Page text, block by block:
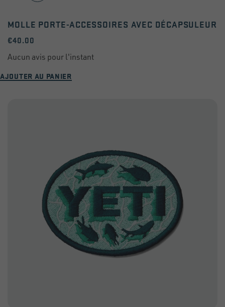
MOLLE PORTE-ACCESSOIRES AVEC DÉCAPSULEUR
€40.00
AJOUTER AU PANIER